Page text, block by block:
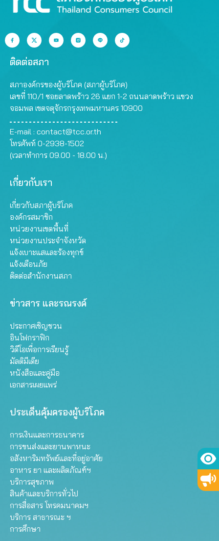
ติดต่อสภา
สภาองค์กรของผู้บริโภค (สภาผู้บริโภค)
เลขที่ 110/1 ซอยลาดพร้าว 26 แยก 1-2 ถนนลาดพร้าว แขวง
จอมพล เขตจตุจักรกรุงเทพมหานคร 10900
E-mail : contact@tcc.or.th
โทรศัพท์ 0-2938-1502
(เวลาทำการ 09.00 - 18.00 น.)
เกี่ยวกับเรา
เกี่ยวกับสภาผู้บริโภค
องค์กรสมาชิก
หน่วยงานเขตพื้นที่
หน่วยงานประจำจังหวัด
แจ้งเบาะแสและร้องทุกข์
แจ้งเตือนภัย
ติดต่อสำนักงานสภา
ข่าวสาร และรณรงค์
ประกาศเชิญชวน
อินโฟกราฟิก
วิดีโอเพื่อการเรียนรู้
มัลติมีเดีย
หนังสือและคู่มือ
เอกสารเผยแพร่
ประเด็นคุ้มครองผู้บริโภค
การเงินและการธนาคาร
การขนส่งและยานพาหนะ
อสังหาริมทรัพย์และที่อยู่อาศัย
อาหาร ยา และผลิตภัณฑ์ฯ
บริการสุขภาพ
สินค้าและบริการทั่วไป
การสื่อสาร โทรคมนาคมฯ
บริการ สาธารณะ ฯ
การศึกษา